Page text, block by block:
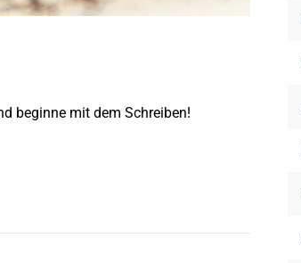
beginne mit dem Schreiben!